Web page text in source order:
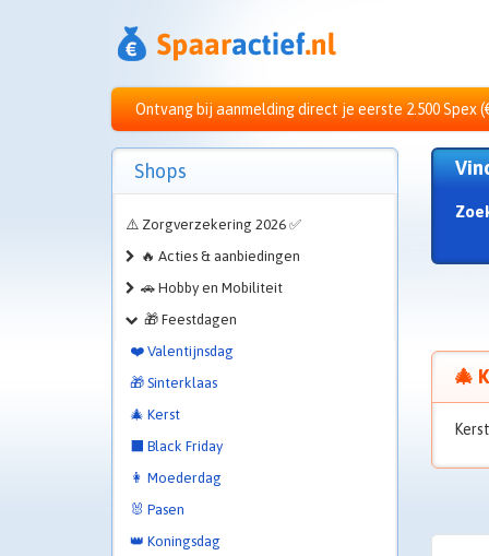
Ontvang bij aanmelding direct je eerste 2.500 Spex
🎄
Kerst
Shops
⚠️ Zorgverzekering 2026 ✅
🔥 Acties & aanbiedingen
🚗 Hobby en Mobiliteit
🎁 Feestdagen
❤️ Valentijnsdag
🎁 Sinterklaas
🎄 Kerst
⬛ Black Friday
👩 Moederdag
🐰 Pasen
👑 Koningsdag